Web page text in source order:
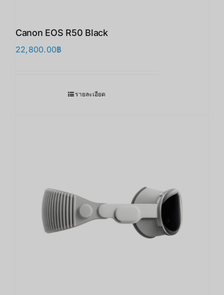
Canon EOS R50 Black
22,800.00฿
รายละเอียด